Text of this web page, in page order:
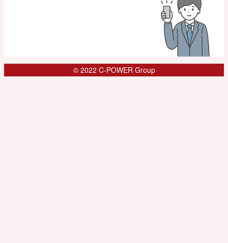
© 2022 C-POWER Group